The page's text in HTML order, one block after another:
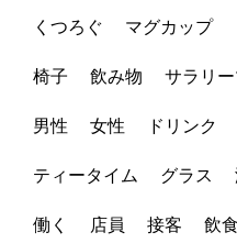
くつろぐ マグカップ
椅子 飲み物 サラリ
男性 女性 ドリンク
ティータイム グラス
働く 店員 接客 飲